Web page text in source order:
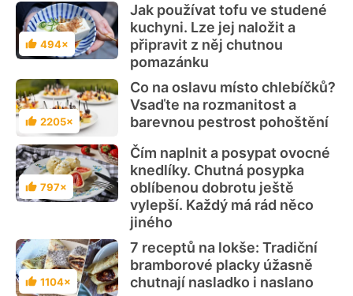
Hodnocení
494×
Jak používat tofu ve studené
kuchyni. Lze jej naložit a
připravit z něj chutnou
pomazánku
Hodnocení
2205×
Co na oslavu místo chlebíčků?
Vsaďte na rozmanitost a
barevnou pestrost pohoštění
Hodnocení
797×
Čím naplnit a posypat ovocné
knedlíky. Chutná posypka
oblíbenou dobrotu ještě
vylepší. Každý má rád něco
jiného
Hodnocení
1104×
7 receptů na lokše: Tradiční
bramborové placky úžasně
chutnají nasladko i naslano